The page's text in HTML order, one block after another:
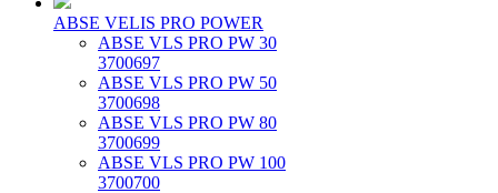
ABSE VELIS PRO POWER
ABSE VLS PRO PW 30
3700697
ABSE VLS PRO PW 50
3700698
ABSE VLS PRO PW 80
3700699
ABSE VLS PRO PW 100
3700700